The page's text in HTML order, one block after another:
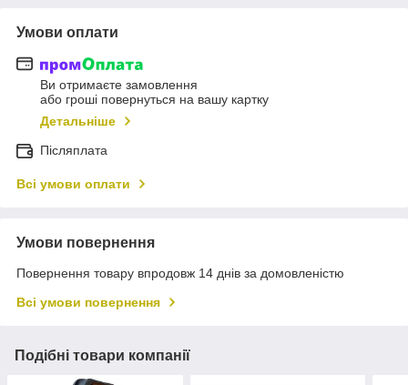
Умови оплати
Ви отримаєте замовлення
або гроші повернуться на вашу картку
Детальніше
Післяплата
Всі умови оплати
Умови повернення
Повернення товару впродовж 14 днів за домовленістю
Всі умови повернення
Подібні товари компанії